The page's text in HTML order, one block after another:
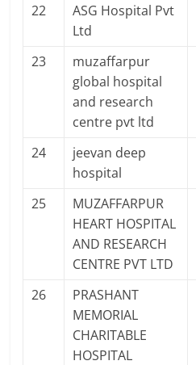
22
ASG Hospital Pvt
Ltd
23
muzaffarpur
global hospital
and research
centre pvt ltd
24
jeevan deep
hospital
25
MUZAFFARPUR
HEART HOSPITAL
AND RESEARCH
CENTRE PVT LTD
26
PRASHANT
MEMORIAL
CHARITABLE
HOSPITAL